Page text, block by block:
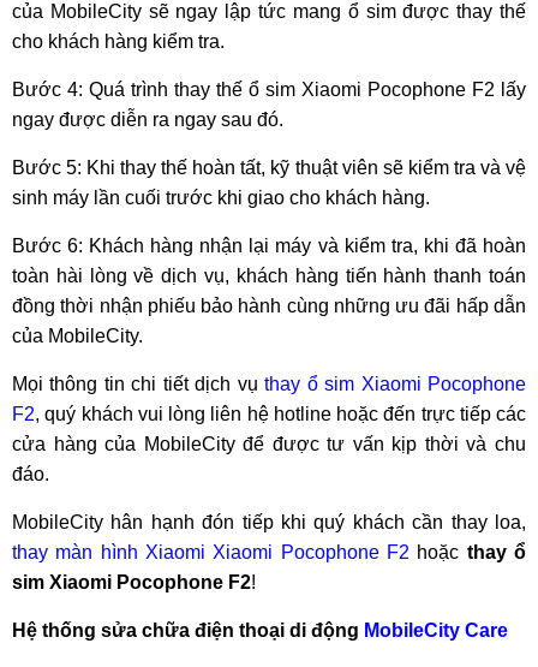
của MobileCity sẽ ngay lập tức mang ổ sim được thay thế
cho khách hàng kiểm tra.
Bước 4: Quá trình thay thế ổ sim Xiaomi Pocophone F2 lấy
ngay được diễn ra ngay sau đó.
Bước 5: Khi thay thế hoàn tất, kỹ thuật viên sẽ kiểm tra và vệ
sinh máy lần cuối trước khi giao cho khách hàng.
Bước 6: Khách hàng nhận lại máy và kiểm tra, khi đã hoàn
toàn hài lòng về dịch vụ, khách hàng tiến hành thanh toán
đồng thời nhận phiếu bảo hành cùng những ưu đãi hấp dẫn
của MobileCity.
Mọi thông tin chi tiết dịch vụthay ổ sim Xiaomi Pocophone
F2, quý khách vui lòng liên hệ hotline hoặc đến trực tiếp các
cửa hàng của MobileCity để được tư vấn kịp thời và chu
đáo.
MobileCity hân hạnh đón tiếp khi quý khách cần thay loa,
thay màn hình Xiaomi Xiaomi Pocophone F2 hoặc thay ổ
sim Xiaomi Pocophone F2!
Hệ thống sửa chữa điện thoại di động MobileCity Care